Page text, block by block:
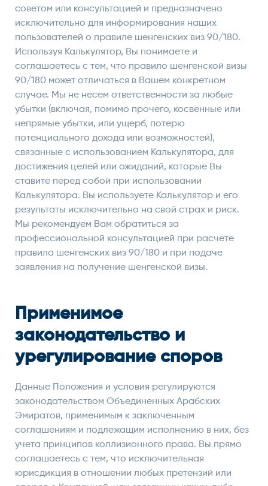
советом или консультацией и предназначено
исключительно для информирования наших
пользователей о правиле шенгенских виз 90/180.
Используя Калькулятор, Вы понимаете и
соглашаетесь с тем, что правило шенгенской визы
90/180 может отличаться в Вашем конкретном
случае. Мы не несем ответственности за любые
убытки (включая, помимо прочего, косвенные или
непрямые убытки, или ущерб, потерю
потенциального дохода или возможностей),
связанные с использованием Калькулятора, для
достижения целей или ожиданий, которые Вы
ставите перед собой при использовании
Калькулятора. Вы используете Калькулятор и его
результаты исключительно на свой страх и риск.
Мы рекомендуем Вам обратиться за
профессиональной консультацией при расчете
правила шенгенских виз 90/180 и при подаче
заявления на получение шенгенской визы.
Применимое
законодательство и
урегулирование споров
Данные Положения и условия регулируются
законодательством Объединенных Арабских
Эмиратов, применимым к заключенным
соглашениям и подлежащим исполнению в них, без
учета принципов коллизионного права. Вы прямо
соглашаетесь с тем, что исключительная
юрисдикция в отношении любых претензий или